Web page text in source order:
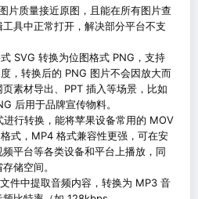
片质量接近原图，且能在所有图片查
具中正常打开，解决部分平台不支
式 SVG 转换为位图格式 PNG，支持
，转换后的 PNG 图片不会因放大而
素材导出、PPT 插入等场景，比如
后用于品牌宣传物料。
进行转换，能将苹果设备常用的 MOV
式，MP4 格式兼容性更强，可在安
平台等各类设备和平台上播放，同
储空间。
件中提取音频内容，转换为 MP3 音